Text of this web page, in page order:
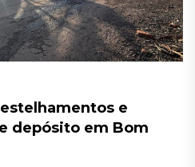
e
depósito em Bom